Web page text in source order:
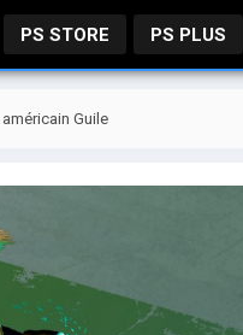
PS STORE PS PLUS
Guile